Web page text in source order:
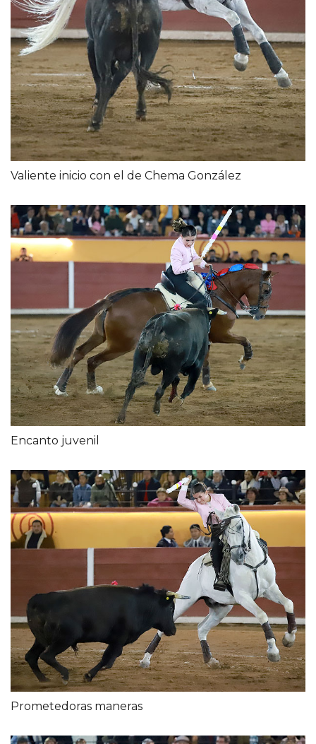
Valiente inicio con el de Chema González
Encanto juvenil
Prometedoras maneras